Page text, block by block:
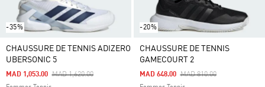
-35%
CHAUSSURE DE TENNIS ADIZERO
UBERSONIC 5
Price Reduced From
MAD 1,620.00To
MAD 1,053.00
-20%
CHAUSSURE DE TENNIS
GAMECOURT 2
Price Reduced From
MAD 810.00To
MAD 648.00